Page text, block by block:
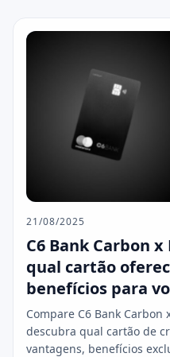
21/08/2025
C6 Bank Carbon
qual cartão
benefícios para
Compare C6 Bank Carbon
descubra qual cartão de
vantagens, benefícios